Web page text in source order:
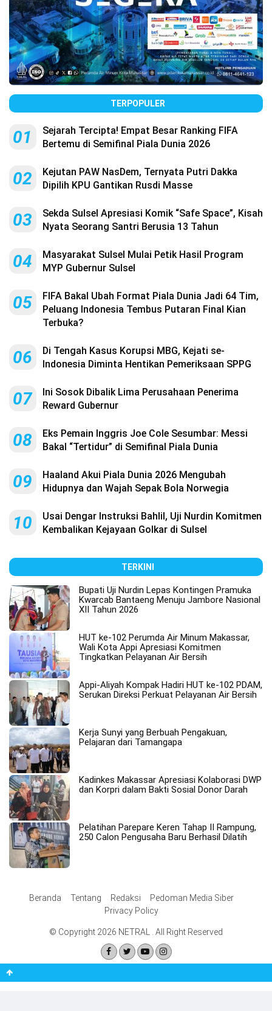
TERPOPULER
01
Sejarah Tercipta! Empat Besar Ranking FIFA
Bertemu di Semifinal Piala Dunia 2026
02
Kejutan PAW NasDem, Ternyata Putri Dakka
Dipilih KPU Gantikan Rusdi Masse
03
Sekda Sulsel Apresiasi Komik “Safe Space”, Kisah
Nyata Seorang Santri Berusia 13 Tahun
04
Masyarakat Sulsel Mulai Petik Hasil Program
MYP Gubernur Sulsel
05
FIFA Bakal Ubah Format Piala Dunia Jadi 64 Tim,
Peluang Indonesia Tembus Putaran Final Kian
Terbuka?
06
Di Tengah Kasus Korupsi MBG, Kejati se-
Indonesia Diminta Hentikan Pemeriksaan SPPG
07
Ini Sosok Dibalik Lima Perusahaan Penerima
Reward Gubernur
08
Eks Pemain Inggris Joe Cole Sesumbar: Messi
Bakal “Tertidur” di Semifinal Piala Dunia
09
Haaland Akui Piala Dunia 2026 Mengubah
Hidupnya dan Wajah Sepak Bola Norwegia
10
Usai Dengar Instruksi Bahlil, Uji Nurdin Komitmen
Kembalikan Kejayaan Golkar di Sulsel
TERKINI
Bupati Uji Nurdin Lepas Kontingen Pramuka
Kwarcab Bantaeng Menuju Jambore Nasional
XII Tahun 2026
HUT ke-102 Perumda Air Minum Makassar,
Wali Kota Appi Apresiasi Komitmen
Tingkatkan Pelayanan Air Bersih
Appi-Aliyah Kompak Hadiri HUT ke-102 PDAM,
Serukan Direksi Perkuat Pelayanan Air Bersih
Kerja Sunyi yang Berbuah Pengakuan,
Pelajaran dari Tamangapa
Kadinkes Makassar Apresiasi Kolaborasi DWP
dan Korpri dalam Bakti Sosial Donor Darah
Pelatihan Parepare Keren Tahap II Rampung,
250 Calon Pengusaha Baru Berhasil Dilatih
Beranda Tentang Redaksi
Pedoman Media Siber
Privacy Policy
© Copyright 2026 NETRAL . All Right Reserved